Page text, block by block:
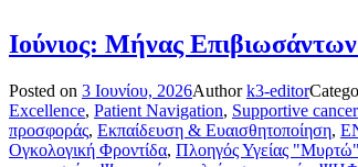
Ιούνιος: Μήνας
Posted on 3 Ιουνίου, 2026Authork3-editor
Excellence, Patient Navigation, Supportive
προσφοράς, Εκπαίδευση & Ευαισθητοποίηση,
Ογκολογική Φροντίδα, Πλοηγός Υγείας "Μυρτώ"